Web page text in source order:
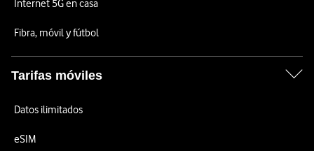
Internet 5G en casa
Fibra, móvil y fútbol
Tarifas móviles
Datos ilimitados
eSIM